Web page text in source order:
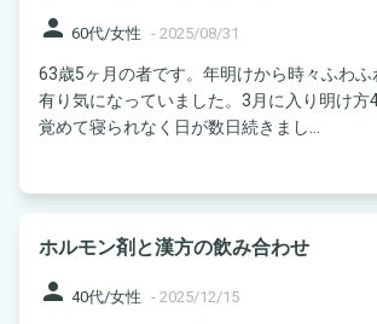
person 60代/女性 - 2025/08/31
63歳5ヶ月の者です。年明けから時々ふわ
有り気になっていました。3月に入り明け方
覚めて寝られなく日が数日続きまし...
ホルモン剤と漢方の飲み合わせ
person 40代/女性 - 2025/12/15